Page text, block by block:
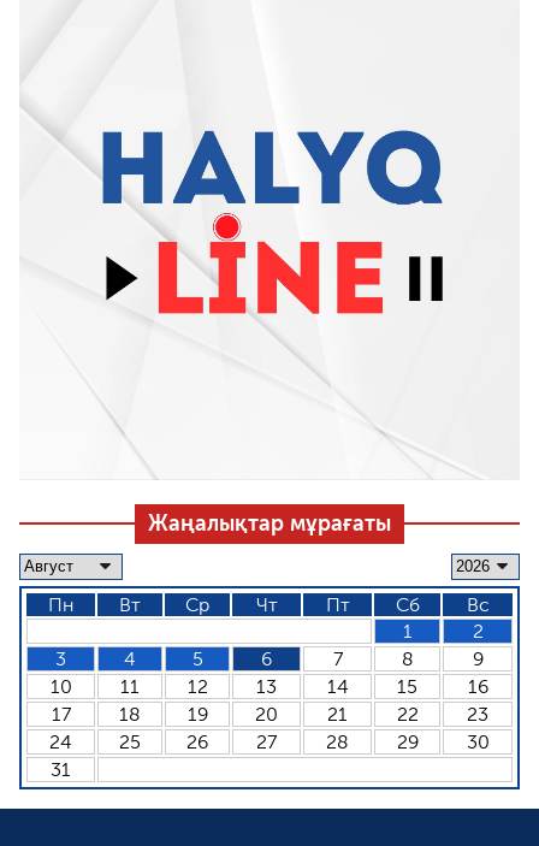
Жаңалықтар мұрағаты
Пн Вт Ср Чт Пт Сб
Вс
1
2
3
4 5 6 7 8
9
10
11 12 13 14 15
16
17
18 19 20 21 22
23
24
25 26 27 28 29
30
31